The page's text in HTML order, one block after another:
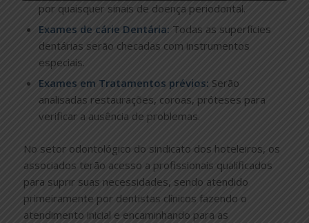
por quaisquer sinais de doença periodontal.
Exames de cárie Dentária: Todas as superfícies
dentárias serão checadas com instrumentos
especiais.
Exames em Tratamentos prévios: Serão
analisadas restaurações, coroas, próteses para
verificar a ausência de problemas.
No setor odontológico do sindicato dos hoteleiros, os
associados terão acesso a profissionais qualificados
para suprir suas necessidades, sendo atendido
primeiramente por dentistas clínicos fazendo o
atendimento inicial e encaminhando para as